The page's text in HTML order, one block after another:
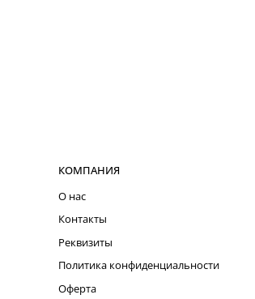
КОМПАНИЯ
О нас
Контакты
Реквизиты
Политика конфиденциальности
Оферта